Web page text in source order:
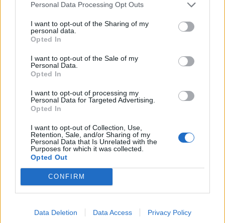
Personal Data Processing Opt Outs
I want to opt-out of the Sharing of my
personal data.
Opted In
I want to opt-out of the Sale of my
Personal Data.
Opted In
I want to opt-out of processing my
Personal Data for Targeted Advertising.
Opted In
I want to opt-out of Collection, Use,
Retention, Sale, and/or Sharing of my
Personal Data that Is Unrelated with the
Purposes for which it was collected.
Opted Out
CONFIRM
Data Deletion Data Access Privacy Policy